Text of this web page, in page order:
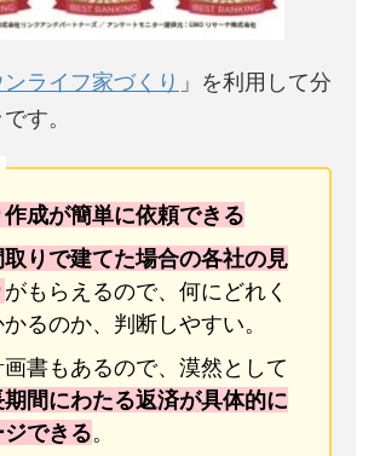
ンライフ家づくり 」を利用して分
す。
作成が簡単に依頼できる
取りで建てた場合の各社の見
がもらえるので、何にどれく
るのか、判断しやすい。
書もあるので、漠然として
期間にわたる返済が具体的に
できる。